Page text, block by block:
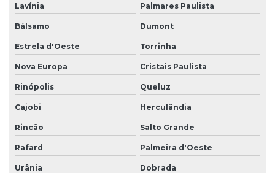
Lavínia Palmares Paulista
Bálsamo Dumont
Estrela d'Oeste Torrinha
Nova Europa Cristais Paulista
Rinópolis Queluz
Cajobi Herculândia
Rincão Salto Grande
Rafard Palmeira d'Oeste
Urânia Dobrada